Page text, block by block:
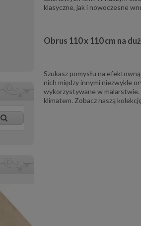
klasyczne, jak i nowoczesne
Obrus 110 x 110 cm na
Szukasz pomysłu na
nich między innymi niezwykle
wykorzystywane w
klimatem. Zobacz naszą